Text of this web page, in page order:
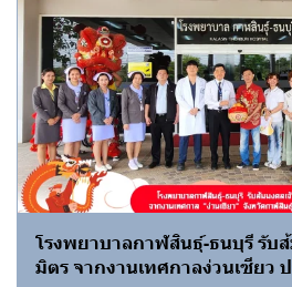
โรงพยาบาลกาฬสินธุ์-ธนบุรี รับ
มิตร จากงานเทศกาลง่วนเซียว